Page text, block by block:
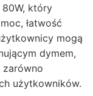
, który
łatwość
mogą
dymem,
użytkowników.